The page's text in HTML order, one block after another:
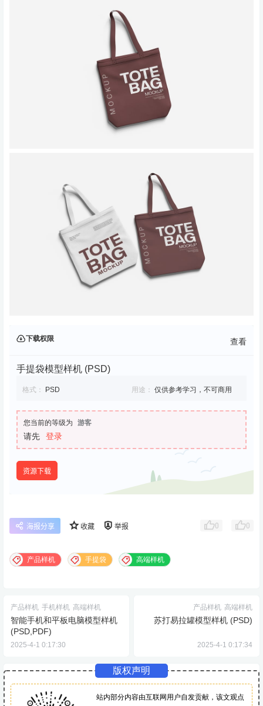
下载权限 查看
手提袋模型样机 (PSD)
格式： PSD 用途： 仅供参考学习，不可商用
您当前的等级为 游客
请先 登录
资源下载
海报分享 收藏 举报 0 0
产品样机 手提袋 高端样机
产品样机 手机样机 高端样机
智能手机和平板电脑模型样机
(PSD,PDF)
2025-4-1 0:17:30
产品样机 高端样机
苏打易拉罐模型样机 (PSD)
2025-4-1 0:17:34
版权声明
站内部分内容由互联网用户自发贡献，该文观点